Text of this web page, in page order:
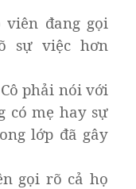
viên đang gọi
sự việc hơn
phải nói với
có mẹ hay sự
lớp đã gây
gọi rõ cả họ